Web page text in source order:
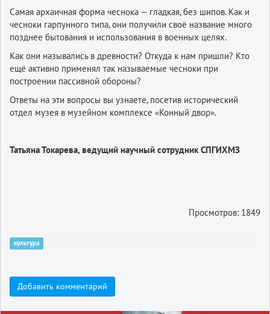
Самая архаичная форма чеснока — гладкая, без шипов. Как и
чесноки гарпунного типа, они получили своё название много
позднее бытования и использования в военных целях.
Как они назывались в древности? Откуда к нам пришли? Кто
ещё активно применял так называемые чесноки при
построении пассивной обороны?
Ответы на эти вопросы вы узнаете, посетив исторический
отдел музея в музейном комплексе «Конный двор».
Татьяна Токарева, ведущий научный сотрудник СПГИХМЗ
Просмотров: 1849
культура
Добавить комментарий